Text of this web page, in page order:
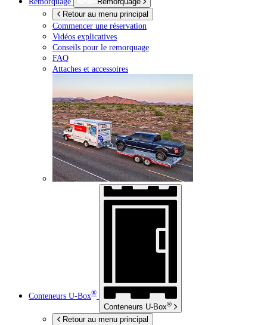
Retour au menu principal
Commencer une réservation
Vidéos explicatives
Conseils pour le remorquage
FAQ
Attaches et accessoires
Conteneurs U-Box®
Conteneurs U-Box®
Retour au menu principal